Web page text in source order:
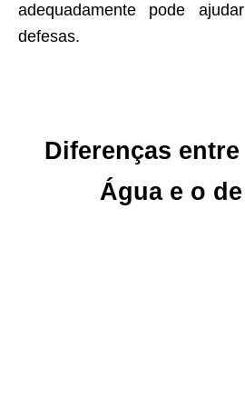
adequadamente pode
defesas.
Diferenças
Água e o